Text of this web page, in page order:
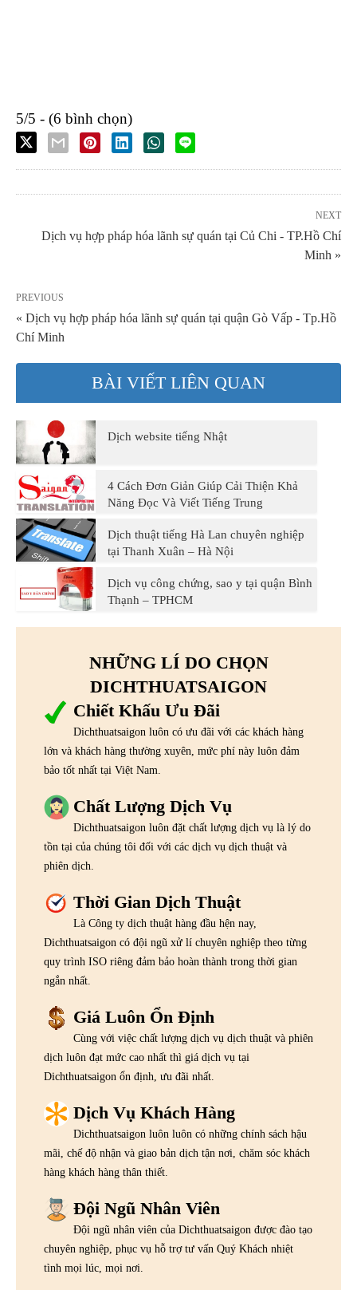
5/5 - (6 bình chọn)
NEXT
Dịch vụ hợp pháp hóa lãnh sự quán tại Củ Chi - TP.Hồ Chí
Minh »
PREVIOUS
« Dịch vụ hợp pháp hóa lãnh sự quán tại quận Gò Vấp - Tp.Hồ
Chí Minh
BÀI VIẾT LIÊN QUAN
Dịch website tiếng Nhật
4 Cách Đơn Giản Giúp Cải Thiện Khả
Năng Đọc Và Viết Tiếng Trung
Dịch thuật tiếng Hà Lan chuyên nghiệp
tại Thanh Xuân – Hà Nội
Dịch vụ công chứng, sao y tại quận Bình
Thạnh – TPHCM
NHỮNG LÍ DO CHỌN
DICHTHUATSAIGON
Chiết Khấu Ưu Đãi
Dichthuatsaigon luôn có ưu đãi với các khách hàng
lớn và khách hàng thường xuyên, mức phí này luôn đảm
bảo tốt nhất tại Việt Nam.
Chất Lượng Dịch Vụ
Dichthuatsaigon luôn đặt chất lượng dịch vụ là lý do
tồn tại của chúng tôi đối với các dịch vụ dịch thuật và
phiên dịch.
Thời Gian Dịch Thuật
Là Công ty dịch thuật hàng đầu hện nay,
Dichthuatsaigon có đội ngũ xử lí chuyên nghiệp theo từng
quy trình ISO riêng đảm bảo hoàn thành trong thời gian
ngắn nhất.
Giá Luôn Ổn Định
Cùng với việc chất lượng dịch vụ dịch thuật và phiên
dịch luôn đạt mức cao nhất thì giá dịch vụ tại
Dichthuatsaigon ổn định, ưu đãi nhất.
Dịch Vụ Khách Hàng
Dichthuatsaigon luôn luôn có những chính sách hậu
mãi, chế độ nhận và giao bản dịch tận nơi, chăm sóc khách
hàng khách hàng thân thiết.
Đội Ngũ Nhân Viên
Đội ngũ nhân viên của Dichthuatsaigon được đào tạo
chuyên nghiệp, phục vụ hỗ trợ tư vấn Quý Khách nhiệt
tình mọi lúc, mọi nơi.